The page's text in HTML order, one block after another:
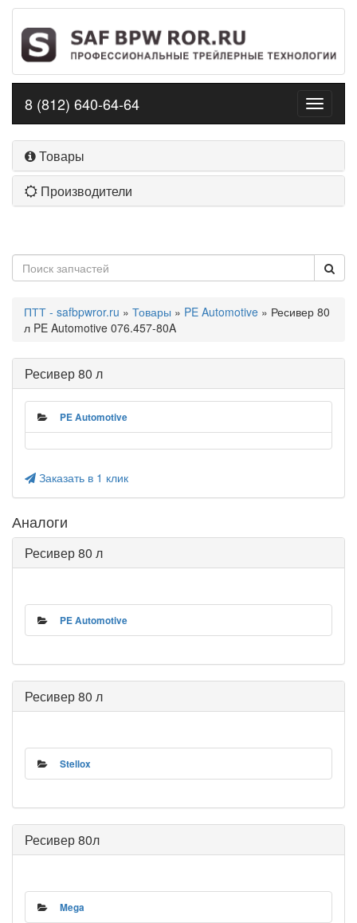
Toggle
8 (812) 640-64-64
Товары
Производители
ПТТ - safbpwror.ru » Товары » PE Automotive » Ресивер 80
л PE Automotive 076.457-80A
Ресивер 80 л
PE Automotive
Заказать в 1 клик
Аналоги
Ресивер 80 л
PE Automotive
Ресивер 80 л
Stellox
Ресивер 80л
Mega